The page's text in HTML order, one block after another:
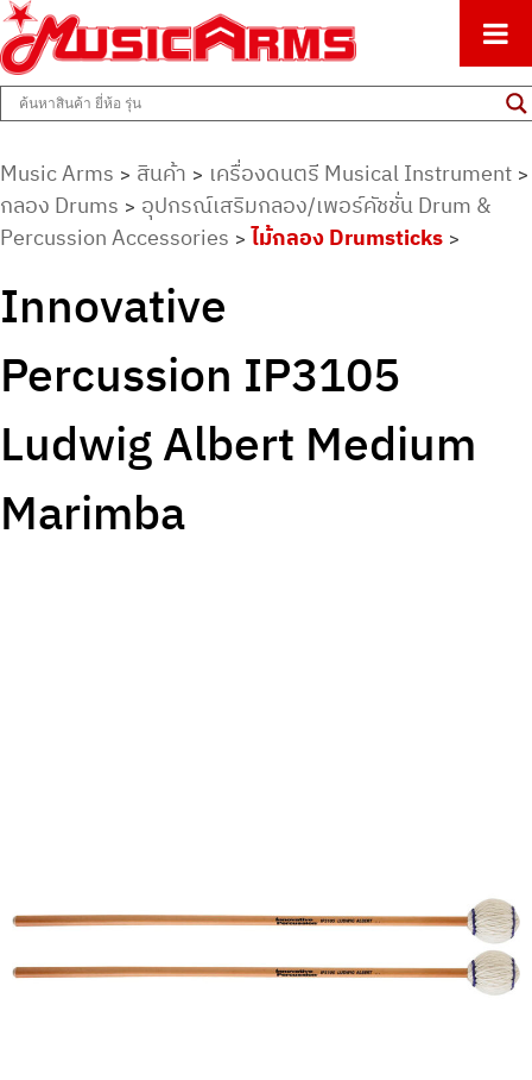
Music Arms
ศูนย์รวมครื่องดนตรีทุกชนิด ตั้งแต่เริ่มต้นถึงมืออาชีพ
Music Arms > สินค้า > เครื่องดนตรี Musical Instrument >
กลอง Drums > อุปกรณ์เสริมกลอง/เพอร์คัชชั่น Drum &
Percussion Accessories > ไม้กลอง Drumsticks >
Innovative
Percussion IP3105
Ludwig Albert Medium
Marimba